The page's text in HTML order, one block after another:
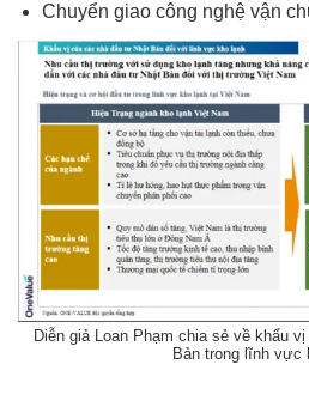
Chuyển giao công nghệ vận
Diễn giả Loan Phạm chia sẻ về khẩu
Bản trong lĩnh vực